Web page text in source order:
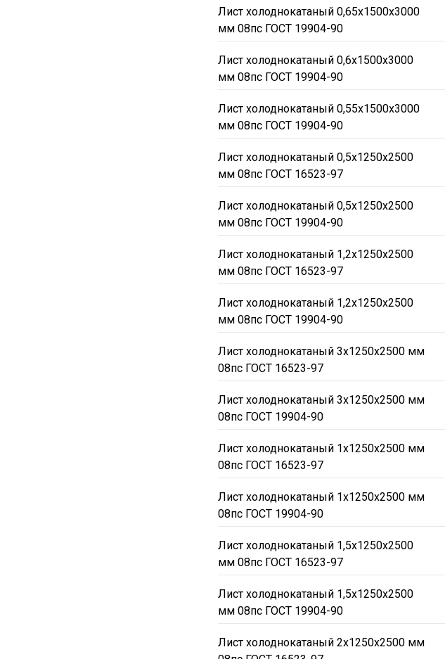
Лист холоднокатаный 0,65х1500х3000
мм 08пс ГОСТ 19904-90
Лист холоднокатаный 0,6х1500х3000
мм 08пс ГОСТ 19904-90
Лист холоднокатаный 0,55х1500х3000
мм 08пс ГОСТ 19904-90
Лист холоднокатаный 0,5х1250х2500
мм 08пс ГОСТ 16523-97
Лист холоднокатаный 0,5х1250х2500
мм 08пс ГОСТ 19904-90
Лист холоднокатаный 1,2х1250х2500
мм 08пс ГОСТ 16523-97
Лист холоднокатаный 1,2х1250х2500
мм 08пс ГОСТ 19904-90
Лист холоднокатаный 3х1250х2500 мм
08пс ГОСТ 16523-97
Лист холоднокатаный 3х1250х2500 мм
08пс ГОСТ 19904-90
Лист холоднокатаный 1х1250х2500 мм
08пс ГОСТ 16523-97
Лист холоднокатаный 1х1250х2500 мм
08пс ГОСТ 19904-90
Лист холоднокатаный 1,5х1250х2500
мм 08пс ГОСТ 16523-97
Лист холоднокатаный 1,5х1250х2500
мм 08пс ГОСТ 19904-90
Лист холоднокатаный 2х1250х2500 мм